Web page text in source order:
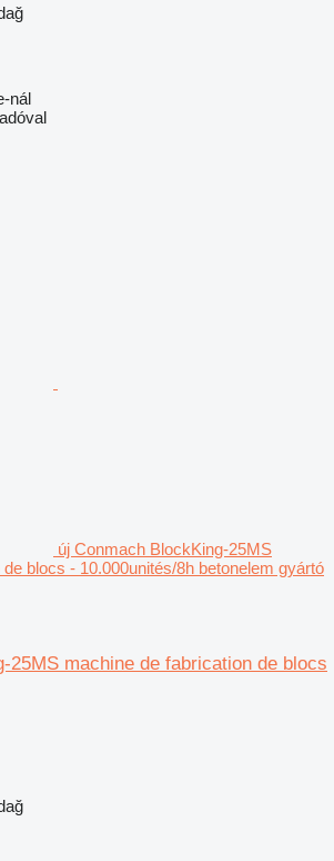
nál
új Conmach BlockKing-25MS
blocs - 10.000unités/8h betonelem gyártó
25MS machine de fabrication de blocs